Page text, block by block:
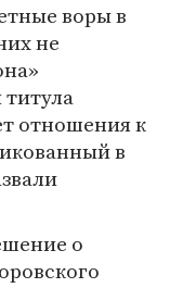
воры в
не
отношения к
в
о